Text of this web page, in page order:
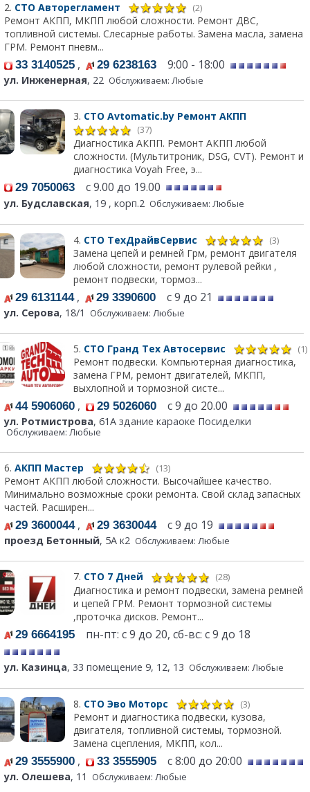
2. СТО Авторегламент (2)
Ремонт АКПП, МКПП любой сложности. Ремонт ДВС,
топливной системы. Слесарные работы. Замена масла, замена
ГРМ. Ремонт пневм...
33 3140525 , 29 6238163 9:00 - 18:00
ул. Инженерная, 22 Обслуживаем: Любые
3. СТО Avtomatic.by Ремонт АКПП
(37)
Диагностика АКПП. Ремонт АКПП любой
сложности. (Мультитроник, DSG, CVT). Ремонт и
диагностика Voyah Free, э...
29 7050063 с 9.00 до 19.00
ул. Будславская, 19 , корп.2 Обслуживаем: Любые
4. СТО ТехДрайвСервис (3)
Замена цепей и ремней Грм, ремонт двигателя
любой сложности, ремонт рулевой рейки ,
ремонт подвески, тормоз...
29 6131144, 29 3390600 с 9 до 21
ул. Серова, 18/1 Обслуживаем: Любые
5. СТО Гранд Тех Автосервис (1)
Ремонт подвески. Компьютерная диагностика,
замена ГРМ, ремонт двигателей, МКПП,
выхлопной и тормозной систе...
44 5906060 , 29 5026060 с 9 до 20.00
ул. Ротмистрова, 61А здание караоке Посиделки
Обслуживаем: Любые
6. АКПП Мастер (13)
Ремонт АКПП любой сложности. Высочайшее качество.
Минимально возможные сроки ремонта. Свой склад запасных
частей. Расширен...
29 3600044, 29 3630044с 9 до 19
проезд Бетонный, 5А к2 Обслуживаем: Любые
7. СТО 7 Дней (28)
Диагностика и ремонт подвески, замена ремней
и цепей ГРМ. Ремонт тормозной системы
,проточка дисков. Ремонт...
29 6664195 пн-пт: с 9 до 20, сб-вс: с 9 до 18
ул. Казинца, 33 помещение 9, 12, 13 Обслуживаем: Любые
8. СТО Эво Моторс (3)
Ремонт и диагностика подвески, кузова,
двигателя, топливной системы, тормозной.
Замена сцепления, МКПП, кол...
29 3555900 , 33 3555905 с 8:00 до 20:00
ул. Олешева, 11 Обслуживаем: Любые